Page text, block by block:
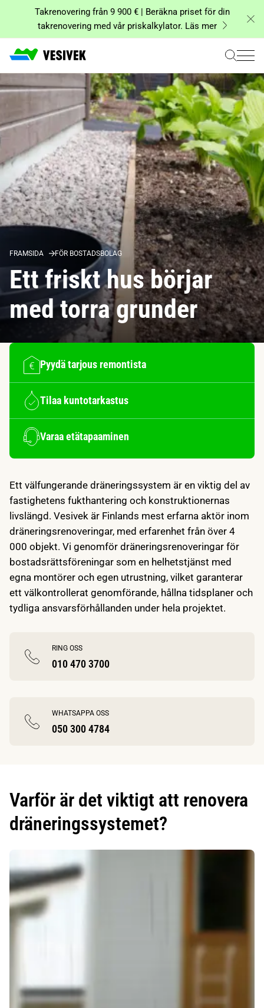
Takrenovering från 9 900 € | Beräkna priset för din
takrenovering med vår priskalkylator. Läs mer
FRAMSIDA FÖR BOSTADSBOLAG
Ett friskt hus börjar
med torra grunder
Pyydä tarjous remontista
Tilaa kuntotarkastus
Varaa etätapaaminen
Ett välfungerande dräneringssystem är en viktig del av
fastighetens fukthantering och konstruktionernas
livslängd. Vesivek är Finlands mest erfarna aktör inom
dräneringsrenoveringar, med erfarenhet från över 4
000 objekt. Vi genomför dräneringsrenoveringar för
bostadsrättsföreningar som en helhetstjänst med
egna montörer och egen utrustning, vilket garanterar
ett välkontrollerat genomförande, hållna tidsplaner och
tydliga ansvarsförhållanden under hela projektet.
RING OSS
010 470 3700
WHATSAPPA OSS
050 300 4784
Varför är det viktigt att renovera
dräneringssystemet?